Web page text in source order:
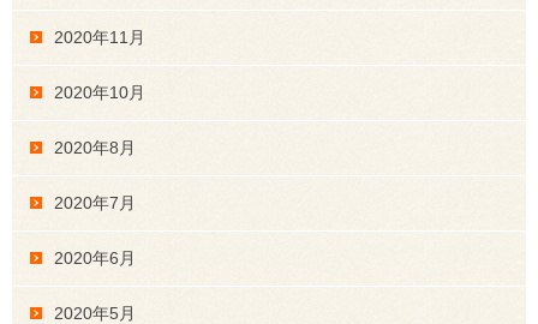
2020年11月
2020年10月
2020年8月
2020年7月
2020年6月
2020年5月